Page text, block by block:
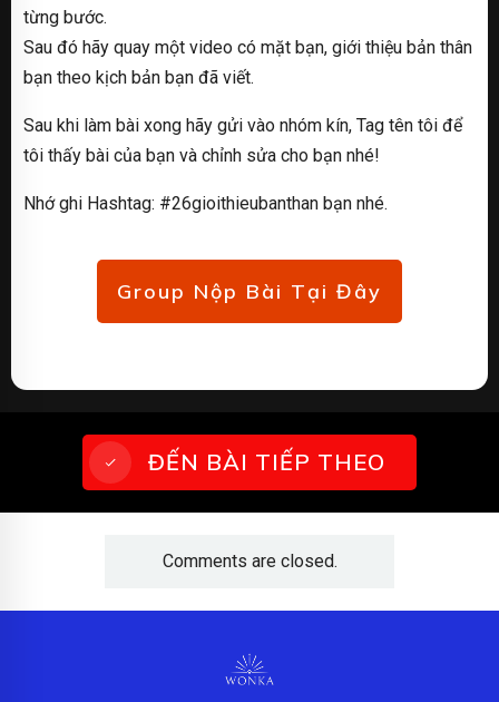
từng bước.
Sau đó hãy quay một video có mặt bạn, giới thiệu bản thân
bạn theo kịch bản bạn đã viết.
Sau khi làm bài xong hãy gửi vào nhóm kín, Tag tên tôi để
tôi thấy bài của bạn và chỉnh sửa cho bạn nhé!
Nhớ ghi Hashtag: #26gioithieubanthan bạn nhé.
Group Nộp Bài Tại Đây
ĐẾN BÀI TIẾP THEO
Comments are closed.